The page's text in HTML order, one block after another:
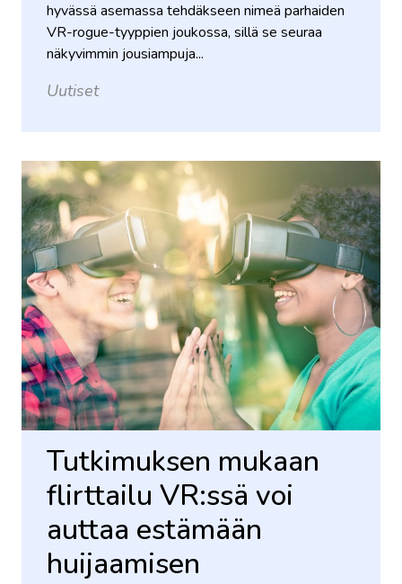
hyvässä asemassa tehdäkseen nimeä parhaiden
VR-rogue-tyyppien joukossa, sillä se seuraa
näkyvimmin jousiampuja...
Uutiset
Tutkimuksen mukaan
flirttailu VR:ssä voi
auttaa estämään
huijaamisen